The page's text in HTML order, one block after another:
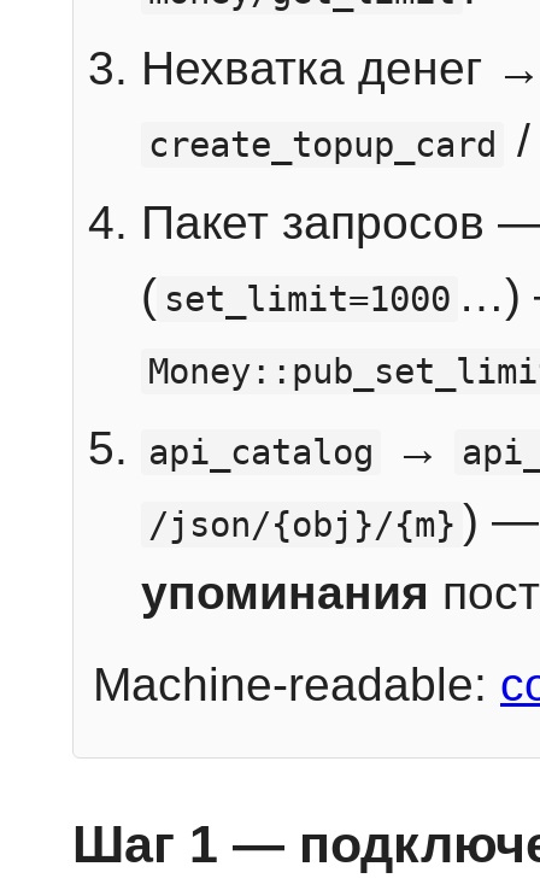
Нехватка денег
create_topup_card
Пакет запросов
( set_limit=1000 …)
api_catalog
→
/json/{obj}/{m} ) —
упоминания
Machine-readable:
Шаг 1 —